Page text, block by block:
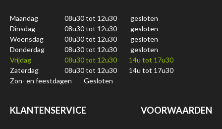
Maandag 08u30 tot 12u30
gesloten
Dinsdag
08u30 tot 12u30
gesloten
Woensdag
08u30 tot 12u30
gesloten
Donderdag
08u30 tot 12u30
gesloten
Vrijdag
08u30 tot 12u30
14u tot 17u30
Zaterdag
08u30 tot 12u30
14u tot 17u30
Zon- en feestdagen
Gesloten
KLANTENSERVICE VOORWAARDEN